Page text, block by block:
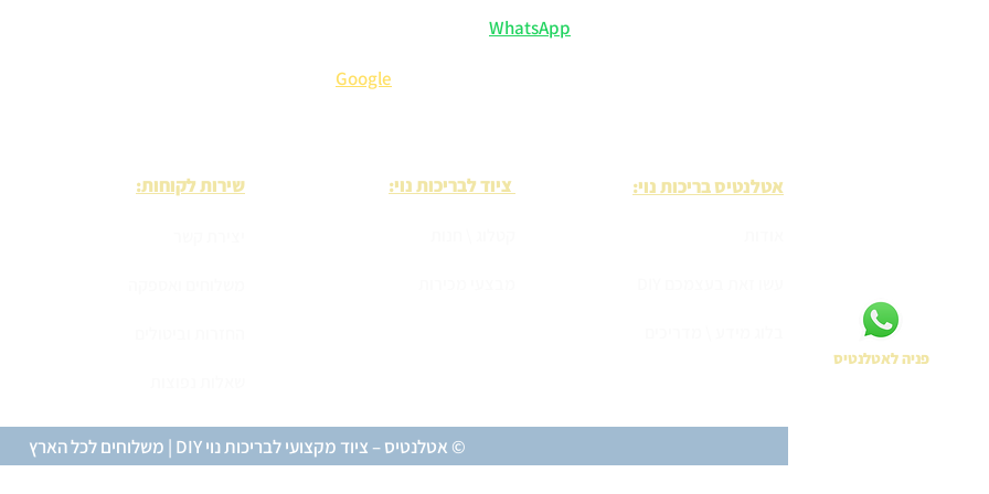
WhatsApp
Google
שירות לקוחות: ציוד לבריכות נוי: אטלנטיס בריכות נוי:
© אטלנטיס – ציוד מקצועי לבריכות נוי DIY | משלוחים לכל הארץ
פניה לאטלנטיס